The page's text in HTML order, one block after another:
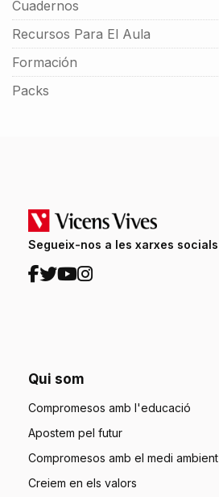
Cuadernos
Recursos Para El Aula
Formación
Packs
Segueix-nos a les xarxes socials
Qui som
Compromesos amb l'educació
Apostem pel futur
Compromesos amb el medi ambient
Creiem en els valors